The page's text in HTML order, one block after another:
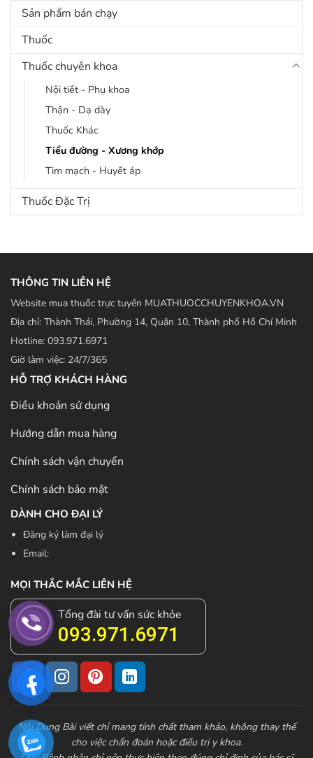
Sản phẩm bán chạy
Thuốc
Thuốc chuyên khoa
Nội tiết - Phụ khoa
Thận - Dạ dày
Thuốc Khác
Tiểu đường - Xương khớp
Tim mạch - Huyết áp
Thuốc Đặc Trị
THÔNG TIN LIÊN HỆ
Website mua thuốc trực tuyến MUATHUOCCHUYENKHOA.VN
Địa chỉ: Thành Thái, Phường 14, Quận 10, Thành phố Hồ Chí Minh
Hotline: 093.971.6971
Giờ làm việc: 24/7/365
HỖ TRỢ KHÁCH HÀNG
Điều khoản sử dụng
Hướng dẫn mua hàng
Chính sách vận chuyển
Chính sách bảo mật
DÀNH CHO ĐẠI LÝ
Đăng ký làm đại lý
Email:
MỌI THẮC MẮC LIÊN HỆ
Tổng đài tư vấn sức khỏe
093.971.6971
Nội Dung Bài viết chỉ mang tính chất tham khảo, không thay thế
cho việc chẩn đoán hoặc điều trị y khoa.